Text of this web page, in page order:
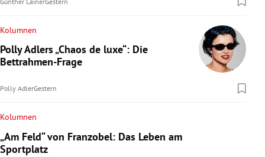
Kolumnen
Polly Adlers „Chaos de luxe“: Die
Bettrahmen-Frage
Polly AdlerGestern
Kolumnen
„Am Feld“ von Franzobel: Das Leben am
Sportplatz